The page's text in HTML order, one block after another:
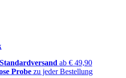
ab € 49,90
Probe zu jeder Bestellung